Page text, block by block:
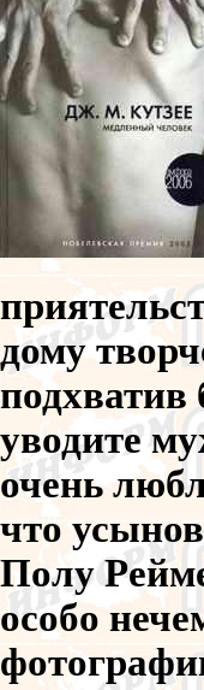
дому
подхватив
уводите
очень
что
Полу
особо